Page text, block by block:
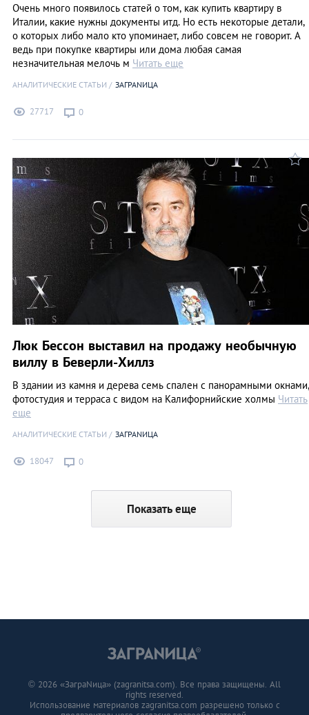
Очень много появилось статей о том, как купить квартиру в
Италии, какие нужны документы итд. Но есть некоторые детали,
о которых либо мало кто упоминает, либо совсем не говорит. А
ведь при покупке квартиры или дома любая самая
незначительная мелочь м Читать еще
АНАЛИТИЧЕСКИЕ СТАТЬИ ЗАГРАNИЦА
27717 0
Люк Бессон выставил на продажу необычную
виллу в Беверли-Хиллз
В здании из камня и дерева семь спален с панорамными окнами,
фотостудия и терраса с видом на Калифорнийские холмы Читать
еще
АНАЛИТИЧЕСКИЕ СТАТЬИ ЗАГРАNИЦА
18047 0
Показать еще
© 2026 «ЗаграNица» (zagranitsa.com). Все права защищены. All
rights reserved.
Использование материалов zagranitsa.com разрешено только с